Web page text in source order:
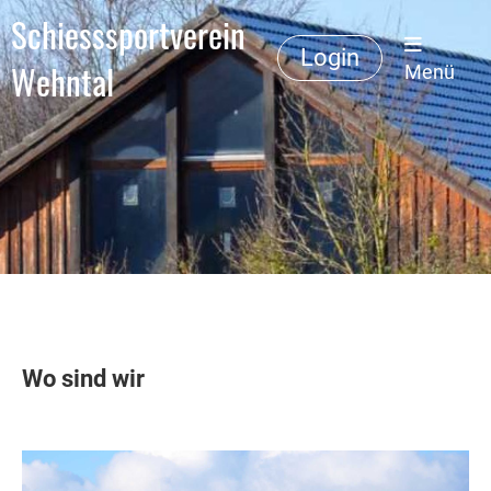
Schiesssportverein
Wehntal
Login
Menü
Wo sind wir